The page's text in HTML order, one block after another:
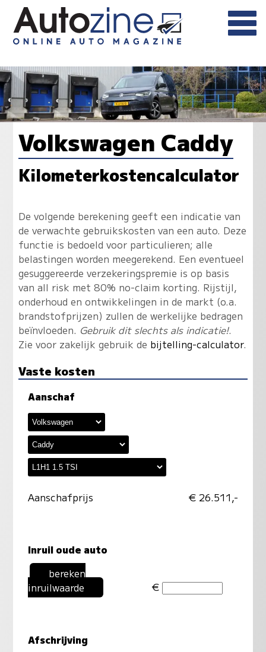
Volkswagen Caddy
Kilometerkostencalculator
De volgende berekening geeft een indicatie van
de verwachte gebruikskosten van een auto. Deze
functie is bedoeld voor particulieren; alle
belastingen worden meegerekend. Een eventueel
gesuggereerde verzekeringspremie is op basis
van all risk met 80% no-claim korting. Rijstijl,
onderhoud en ontwikkelingen in de markt (o.a.
brandstofprijzen) zullen de werkelijke bedragen
beïnvloeden. Gebruik dit slechts als indicatie!.
Zie voor zakelijk gebruik de bijtelling-calculator.
Vaste kosten
Aanschaf
Aanschafprijs € 26.511,-
Inruil oude auto
bereken
inruilwaarde
€
Afschrijving